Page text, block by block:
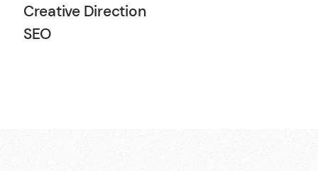
Creative Direction
SEO